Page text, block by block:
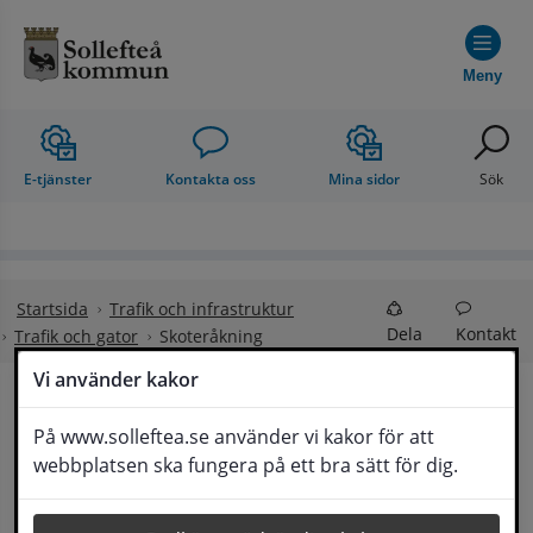
Vi använder kakor
På www.solleftea.se använder vi kakor för att
webbplatsen ska fungera på ett bra sätt för dig.
Meny
E-tjänster Kontakta oss Mina sidor Sök
Startsida
Trafik och infrastruktur
Trafik och gator
Skoteråkning Dela Kontakt
Skoteråkning
Information om skoteråkning i Sollefteå